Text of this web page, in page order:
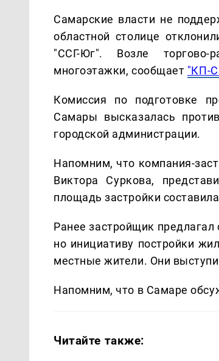
Самарские власти не
областной столице
"ССГ-Юг". Возле торгово-
многоэтажки, сообщает "КП-
Комиссия по подготовке
Самары высказалась
городской администрации.
Напомним, что компания-
Виктора Суркова,
площадь застройки
Ранее застройщик предлагал
но инициативу постройки
местные жители. Они
Напомним, что в Самаре
Читайте также: